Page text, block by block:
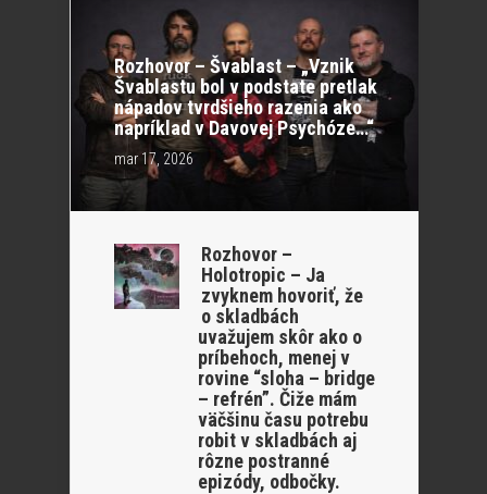
Rozhovor – Švablast – „Vznik
Švablastu bol v podstate pretlak
nápadov tvrdšieho razenia ako
napríklad v Davovej Psychóze…“
mar 17, 2026
Rozhovor –
Holotropic – Ja
zvyknem hovoriť, že
o skladbách
uvažujem skôr ako o
príbehoch, menej v
rovine “sloha – bridge
– refrén”. Čiže mám
väčšinu času potrebu
robit v skladbách aj
rôzne postranné
epizódy, odbočky.